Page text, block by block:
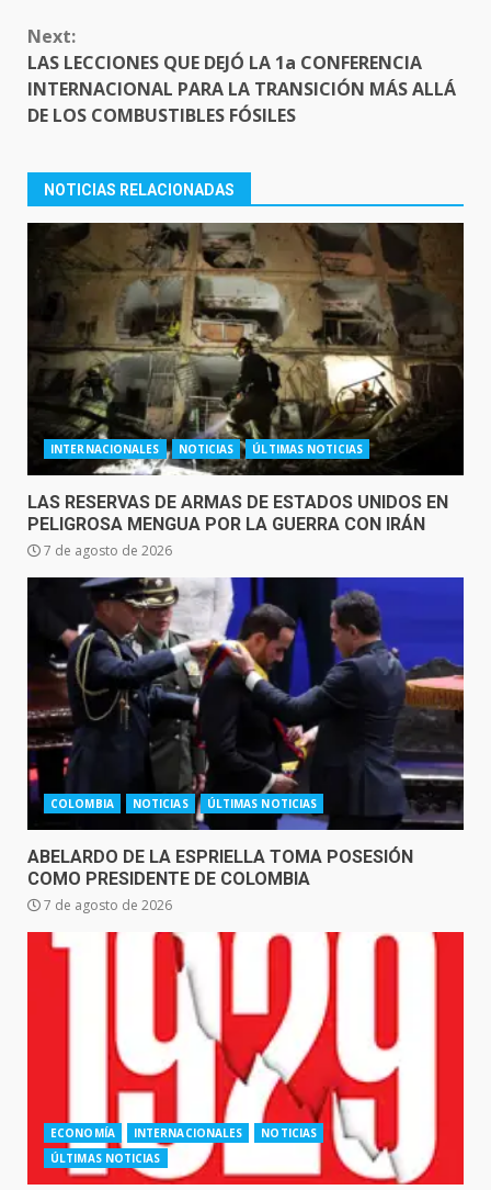
Next:
LAS LECCIONES QUE DEJÓ LA 1a CONFERENCIA
INTERNACIONAL PARA LA TRANSICIÓN MÁS ALLÁ
DE LOS COMBUSTIBLES FÓSILES
NOTICIAS RELACIONADAS
INTERNACIONALES NOTICIAS ÚLTIMAS NOTICIAS
LAS RESERVAS DE ARMAS DE ESTADOS UNIDOS EN
PELIGROSA MENGUA POR LA GUERRA CON IRÁN
7 de agosto de 2026
COLOMBIA NOTICIAS ÚLTIMAS NOTICIAS
ABELARDO DE LA ESPRIELLA TOMA POSESIÓN
COMO PRESIDENTE DE COLOMBIA
7 de agosto de 2026
ECONOMÍA INTERNACIONALES
NOTICIAS
ÚLTIMAS NOTICIAS